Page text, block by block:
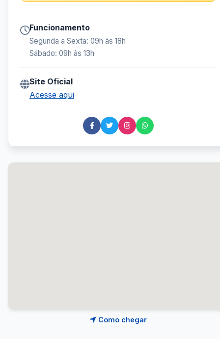
Funcionamento
Segunda a Sexta: 09h às 18h
Sábado: 09h às 13h
Site Oficial
Acesse aqui
Como chegar